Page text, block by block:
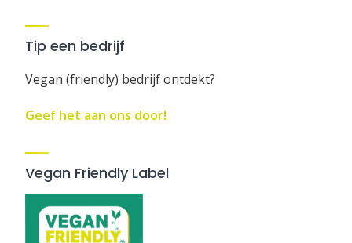
Tip een bedrijf
Vegan (friendly) bedrijf ontdekt?
Geef het aan ons door!
Vegan Friendly Label